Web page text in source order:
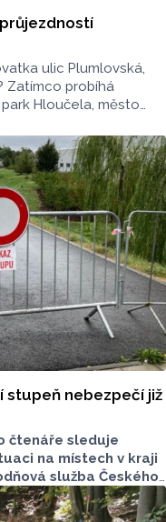
ulic Plumlovská,
Zatímco probíhá
Hloučela, město
stupeň nebezpečí již
čtenáře sleduje
na místech v kraji
služba Českého
první stupeň